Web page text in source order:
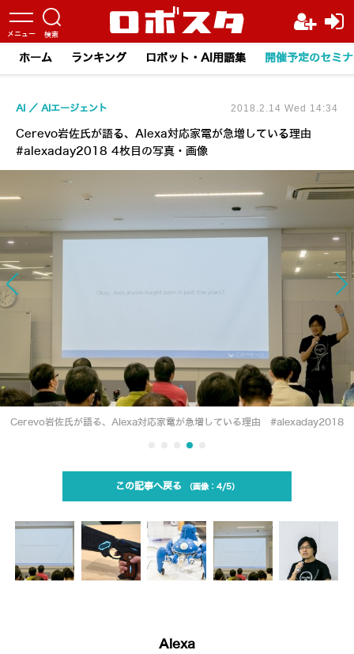
ホーム ランキング ロボット・AI用語集 開催予定のセミ
Cerevo岩佐氏が語る、Alexa対応家電が急増している理由
#alexaday2018 4枚目の写真・画像
AI AIエージェント 2018.2.14 Wed 14:34
Cerevo岩佐氏が語る、Alexa対応家電が急増している理由 #alexaday2018
この記事へ戻る 4/5
Alexa